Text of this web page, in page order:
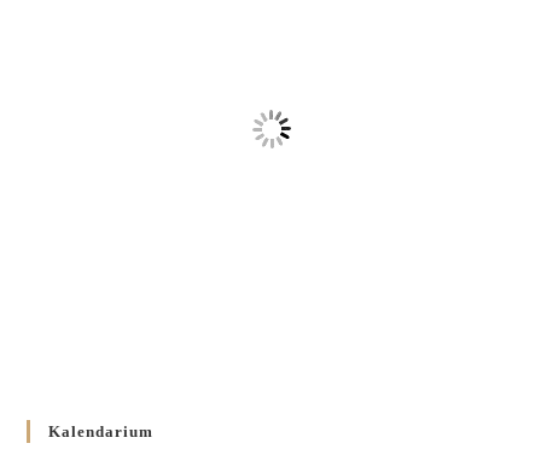
Kalendarium